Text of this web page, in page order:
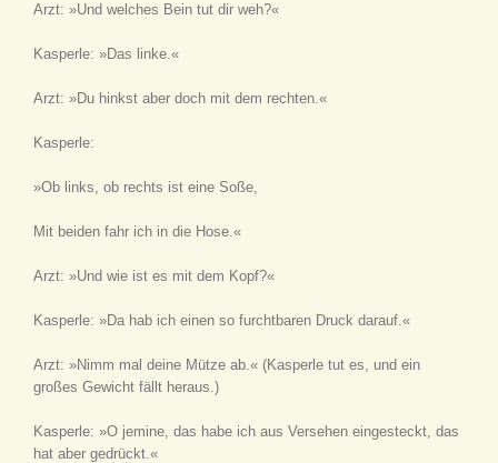
Arzt: »Und welches Bein tut dir weh?«
Kasperle: »Das linke.«
Arzt: »Du hinkst aber doch mit dem rechten.«
Kasperle:
»Ob links, ob rechts ist eine Soße,
Mit beiden fahr ich in die Hose.«
Arzt: »Und wie ist es mit dem Kopf?«
Kasperle: »Da hab ich einen so furchtbaren Druck darauf.«
Arzt: »Nimm mal deine Mütze ab.« (Kasperle tut es, und ein
großes Gewicht fällt heraus.)
Kasperle: »O jemine, das habe ich aus Versehen eingesteckt, das
hat aber gedrückt.«